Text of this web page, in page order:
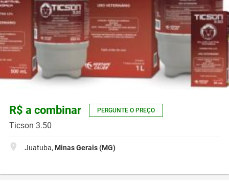
R$ a combinar PERGUNTE O PREÇO
Ticson 3.50
Juatuba, Minas Gerais (MG)